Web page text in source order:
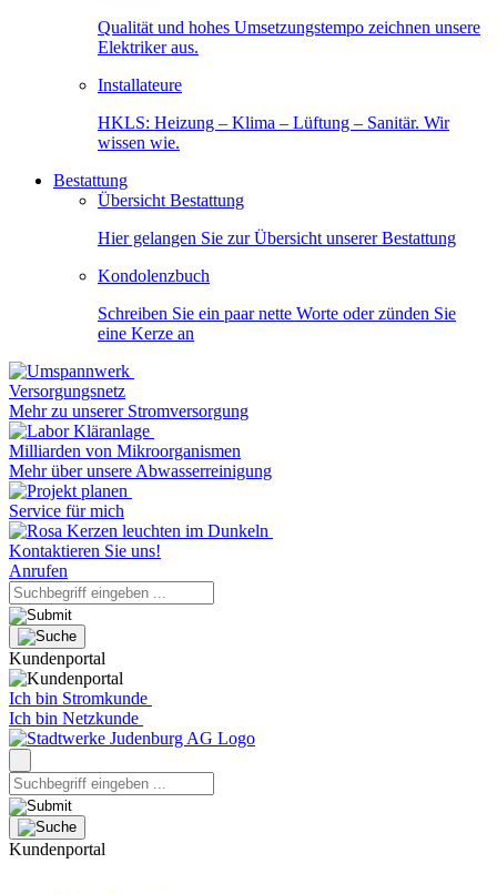
Qualität und hohes Umsetzungstempo zeichnen unsere
Elektriker aus.
Installateure
HKLS: Heizung – Klima – Lüftung – Sanitär. Wir
wissen wie.
Bestattung
Übersicht Bestattung
Hier gelangen Sie zur Übersicht unserer Bestattung
Kondolenzbuch
Schreiben Sie ein paar nette Worte oder zünden Sie
eine Kerze an
Versorgungsnetz
Mehr zu unserer Stromversorgung
Milliarden von Mikroorganismen
Mehr über unsere Abwasserreinigung
Service für mich
Kontaktieren Sie uns!
Anrufen
Kundenportal
Ich bin Stromkunde
Ich bin Netzkunde
Kundenportal